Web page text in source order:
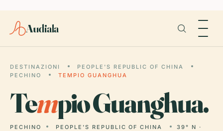
Audiala
DESTINAZIONI
PEOPLE'S REPUBLIC OF CHINA
PECHINO
TEMPIO GUANGHUA
Tempio Guanghua.
PECHINO PEOPLE'S REPUBLIC OF CHINA
39° N ·